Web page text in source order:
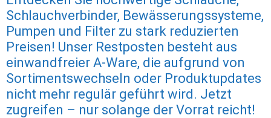
Schlauchverbinder, Bewässerungssysteme,
Pumpen und Filter zu stark reduzierten
Preisen! Unser Restposten besteht aus
einwandfreier A-Ware, die aufgrund von
Sortimentswechseln oder Produktupdates
nicht mehr regulär geführt wird. Jetzt
zugreifen – nur solange der Vorrat reicht!